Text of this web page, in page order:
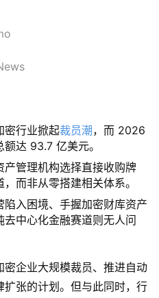
密行业掀起裁员潮 ，而 2026
达 93.7 亿美元。
管理机构选择直接收购牌
而非从零搭建相关体系。
入困境、手握加密财库资产
中心化金融赛道则无人问
密企业大规模裁员、推进自动
张的计划。但与此同时，行